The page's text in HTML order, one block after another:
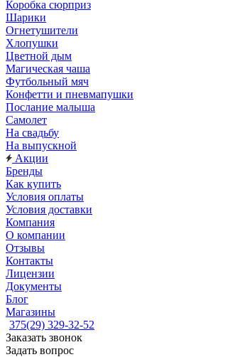
Коробка сюрприз
Шарики
Огнетушители
Хлопушки
Цветной дым
Магическая чаша
Футбольный мяч
Конфетти и пневмапушки
Послание малыша
Самолет
На свадьбу
На выпускной
Акции
Бренды
Как купить
Условия оплаты
Условия доставки
Компания
О компании
Отзывы
Контакты
Лицензии
Документы
Блог
Магазины
375(29) 329-32-52
Заказать звонок
Задать вопрос